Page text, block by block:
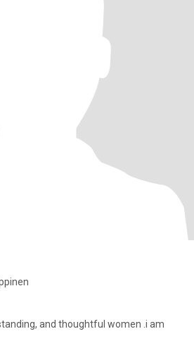
and thoughtful women .i am